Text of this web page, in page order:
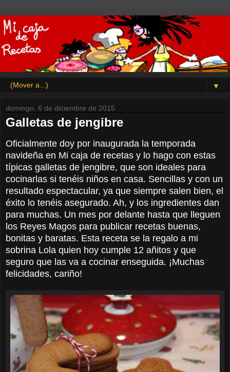
▼
domingo, 6 de diciembre de 2015
Galletas de jengibre
Oficialmente doy por inaugurada la temporada
navideña en Mi caja de recetas y lo hago con estas
típicas galletas de jengibre, que son ideales para
cocinarlas si tenéis niños en casa. Sencillas y con un
resultado espectacular, ya que siempre salen bien, el
éxito lo tenéis asegurado. Ah, y los ingredientes dan
para muchas. Un mes por delante hasta que lleguen
los Reyes Magos para publicar recetas buenas,
bonitas y baratas. Esta receta se la regalo a mi
sobrina Lola quien hoy cumple 12 añitos y que
seguro que las va a cocinar enseguida. ¡Muchas
felicidades, cariño!